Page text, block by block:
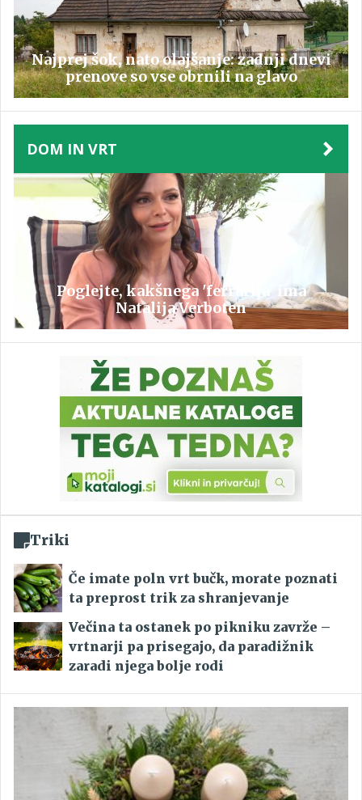
Najprej šok, nato olajšanje: zadnji dnevi
prenove so vse obrnili na glavo
DOM IN VRT
Poglejte, kakšnega 'ferrarija' ima
Natalija Verboten
Triki
Če imate poln vrt bučk, morate poznati
ta preprost trik za shranjevanje
Večina ta ostanek po pikniku zavrže –
vrtnarji pa prisegajo, da paradižnik
zaradi njega bolje rodi